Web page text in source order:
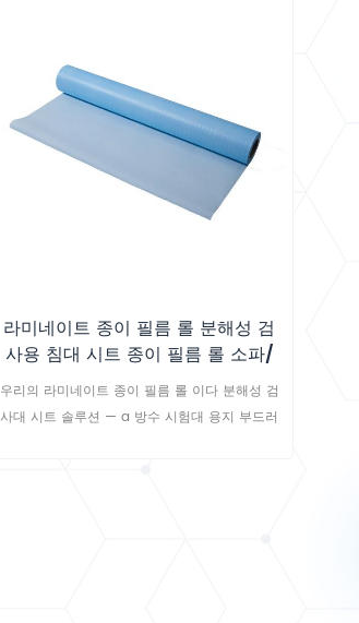
라미네이트 종이 필름 롤 분해성 검
사용 침대 시트 종이 필름 롤 소파/
테이블 패드
우리의 라미네이트 종이 필름 롤 이다 분해성 검
사대 시트 솔루션 — a 방수 시험대 용지 부드러